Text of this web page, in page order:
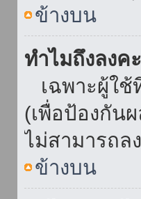
ข้างบน
ทำไมถึงลงค
เฉพาะผู้ใช้
(เพื่อป้องกัน
ไม่สามารถ
ข้างบน